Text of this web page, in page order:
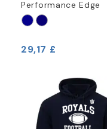
Performance Edge
29,17 £